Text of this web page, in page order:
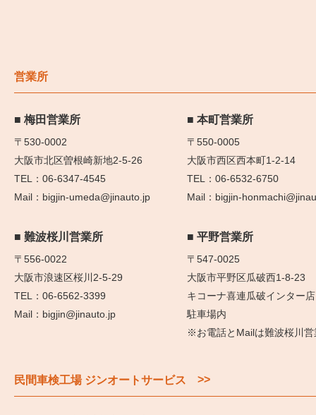
営業所
梅田営業所
〒530-0002
大阪市北区曽根崎新地2-5-26
06-6347-4545
bigjin-umeda@jinauto.jp
本町営業所
〒550-0005
大阪市西区西本町1-2-14
06-6532-6750
bigjin-
難波桜川営業所
〒556-0022
大阪市浪速区桜川2-5-29
06-6562-3399
bigjin@jinauto.jp
平野営業所
〒547-0025
大阪市平野区瓜破西1-8-23
キコーナ喜連瓜破インター店
駐車場内
※お電話とMailは難波桜川営
民間車検工場 ジンオートサービス >>